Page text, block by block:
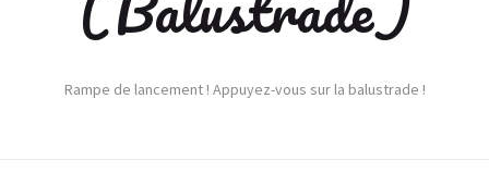
Rampe de lancement ! Appuyez-vous sur la balustrade !